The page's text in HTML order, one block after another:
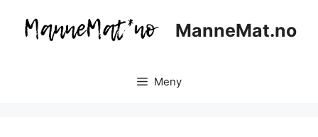
innhold
ManneMat.no
Meny